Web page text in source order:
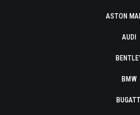
ASTON
AUDI
BMW
BUGATTI